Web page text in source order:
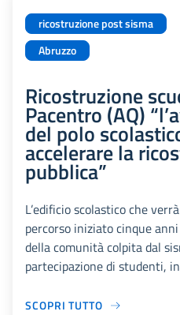
ricostruzione post sisma
Abruzzo
Ricostruzione
Pacentro (AQ)
del polo
accelerare la
pubblica”
L’edificio scolastico che
percorso iniziato cinque
della comunità colpita dal
partecipazione di studenti,
SCOPRI TUTTO